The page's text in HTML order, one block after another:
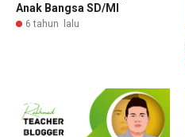
Anak Bangsa SD/MI
6 tahun lalu